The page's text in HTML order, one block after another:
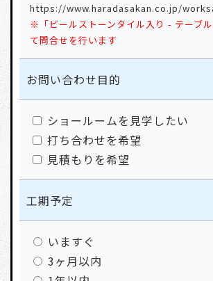
https://www.haradasakan.co.jp/
※「ビールストーンタイル入り - テーブ
て問合せを行います
お問い合わせ目的
ショールームを見学したい
打ち合わせを希望
見積もりを希望
工期予定
いますぐ
3ヶ月以内